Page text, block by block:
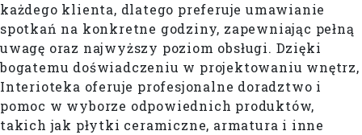
każdego klienta, dlatego preferuje umawianie
spotkań na konkretne godziny, zapewniając pełną
uwagę oraz najwyższy poziom obsługi. Dzięki
bogatemu doświadczeniu w projektowaniu wnętrz,
Interioteka oferuje profesjonalne doradztwo i
pomoc w wyborze odpowiednich produktów,
takich jak płytki ceramiczne, armatura i inne